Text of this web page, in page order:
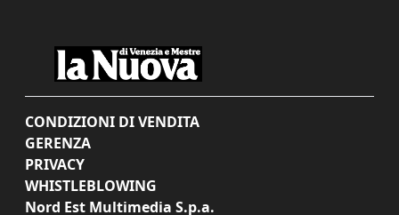
CONDIZIONI DI VENDITA
GERENZA
PRIVACY
WHISTLEBLOWING
Nord Est Multimedia S.p.a.